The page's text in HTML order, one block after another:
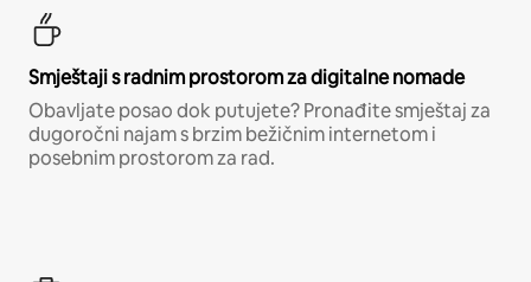
Smještaji s radnim prostorom za digitalne nomade
Obavljate posao dok putujete? Pronađite smještaj za
dugoročni najam s brzim bežičnim internetom i
posebnim prostorom za rad.